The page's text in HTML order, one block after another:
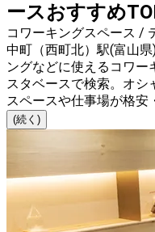
ースおすすめ
コワーキングスペース /
中町（西町北）駅(富山
ングなどに使えるコワー
スタベースで検索。オシ
スペースや仕事場が格安
(続く)